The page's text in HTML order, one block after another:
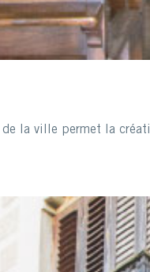
la ville permet la